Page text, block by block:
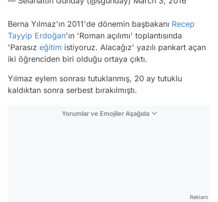
Berna Yılmaz'ın 2011'de dönemin başbakanı Recep
Tayyip Erdoğan'ın 'Roman açılımı' toplantısında
'Parasız eğitim istiyoruz. Alacağız' yazılı pankart açan
iki öğrenciden biri olduğu ortaya çıktı.
Yılmaz eylem sonrası tutuklanmış, 20 ay tutuklu
kaldıktan sonra serbest bırakılmıştı.
Yorumlar ve Emojiler Aşağıda
Reklam